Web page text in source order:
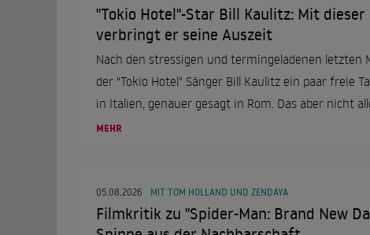
"Tokio Hotel"-Star Bill Kaulitz: Mit dieser
verbringt er seine Auszeit
Nach den stressigen und termingeladenen letzten
der "Tokio Hotel" Sänger Bill Kaulitz ein paar freie
in Italien, genauer gesagt in Rom. Das aber nicht
einer ganz besonderen Frau an seiner Seite.
MEHR
05.08.2026 MIT TOM HOLLAND UND ZENDAYA
Filmkritik zu "Spider-Man: Brand New